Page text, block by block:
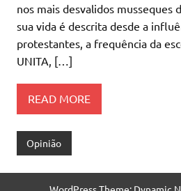
nos mais desvalidos musseques
sua vida é descrita desde a
protestantes, a frequência da
UNITA, […]
READ MORE
Opinião